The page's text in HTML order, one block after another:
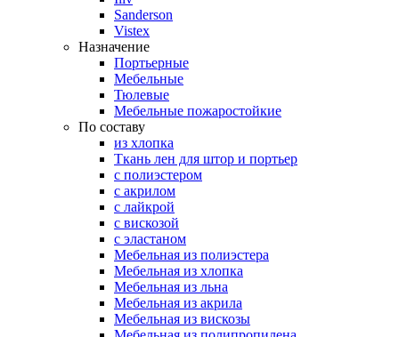
Sanderson
Vistex
Назначение
Портьерные
Мебельные
Тюлевые
Мебельные пожаростойкие
По составу
из хлопка
Ткань лен для штор и портьер
с полиэстером
с акрилом
с лайкрой
с вискозой
с эластаном
Мебельная из полиэстера
Мебельная из хлопка
Мебельная из льна
Мебельная из акрила
Мебельная из вискозы